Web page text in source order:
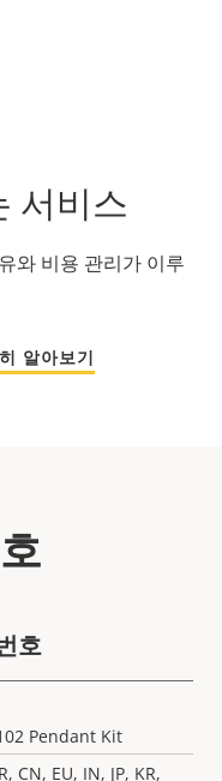
서비스
와 비용 관리가 이루
알아보기
호
Pendant Kit
CN, EU, IN, JP, KR,